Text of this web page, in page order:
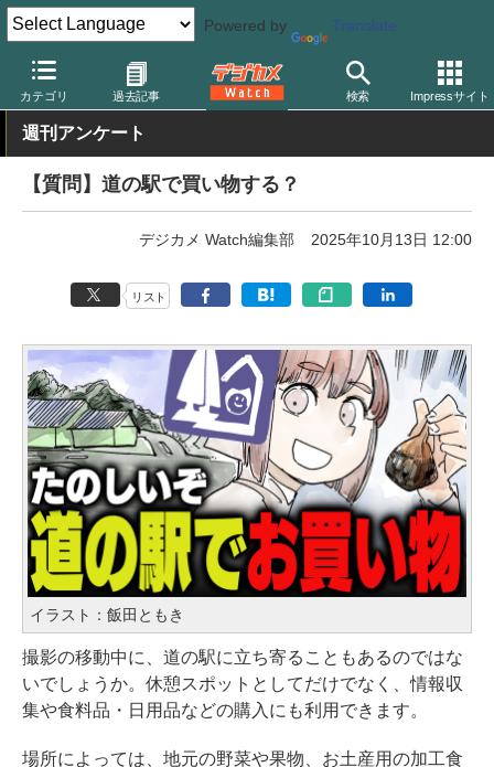
Powered by Translate
カテゴリ 過去記事 検索 Impressサイト
デジカメ Watch 撮影情報 旅行
週刊アンケート
【質問】道の駅で買い物する？
デジカメ Watch編集部 2025年10月13日 12:00
リスト
イラスト：飯田ともき
撮影の移動中に、道の駅に立ち寄ることもあるのではな
いでしょうか。休憩スポットとしてだけでなく、情報収
集や食料品・日用品などの購入にも利用できます。
場所によっては、地元の野菜や果物、お土産用の加工食